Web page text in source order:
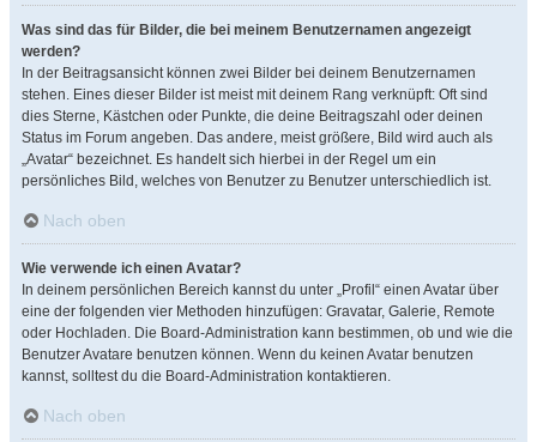
Was sind das für Bilder, die bei meinem Benutzernamen angezeigt
werden?
In der Beitragsansicht können zwei Bilder bei deinem Benutzernamen
stehen. Eines dieser Bilder ist meist mit deinem Rang verknüpft: Oft sind
dies Sterne, Kästchen oder Punkte, die deine Beitragszahl oder deinen
Status im Forum angeben. Das andere, meist größere, Bild wird auch als
„Avatar“ bezeichnet. Es handelt sich hierbei in der Regel um ein
persönliches Bild, welches von Benutzer zu Benutzer unterschiedlich ist.
Nach oben
Wie verwende ich einen Avatar?
In deinem persönlichen Bereich kannst du unter „Profil“ einen Avatar über
eine der folgenden vier Methoden hinzufügen: Gravatar, Galerie, Remote
oder Hochladen. Die Board-Administration kann bestimmen, ob und wie die
Benutzer Avatare benutzen können. Wenn du keinen Avatar benutzen
kannst, solltest du die Board-Administration kontaktieren.
Nach oben